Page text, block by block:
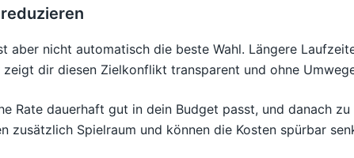
aber nicht automatisch die beste Wahl. Längere
dir diesen Zielkonflikt transparent und ohne
Rate dauerhaft gut in dein Budget passt, und danach
zusätzlich Spielraum und können die Kosten spürbar